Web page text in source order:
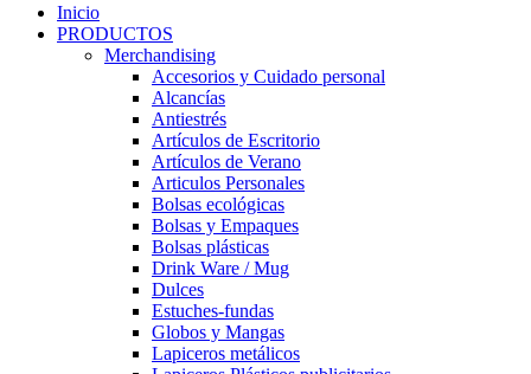
Inicio
PRODUCTOS
Merchandising
Accesorios y Cuidado personal
Alcancías
Antiestrés
Artículos de Escritorio
Artículos de Verano
Articulos Personales
Bolsas ecológicas
Bolsas y Empaques
Bolsas plásticas
Drink Ware / Mug
Dulces
Estuches-fundas
Globos y Mangas
Lapiceros metálicos